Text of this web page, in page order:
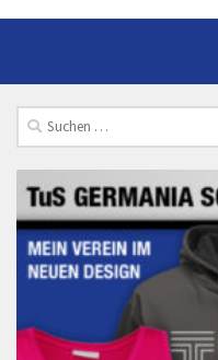
Suchen
nach: